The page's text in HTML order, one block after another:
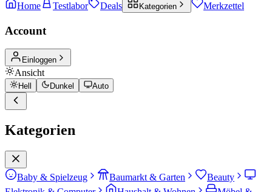
Home Testlabor Deals Kategorien Merkzettel
Account
Einloggen
Ansicht
Hell Dunkel Auto
Kategorien
Baby & Spielzeug Baumarkt & Garten
Beauty